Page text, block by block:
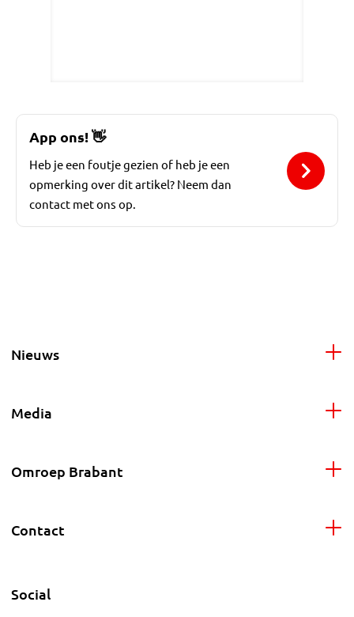
App ons!👋
Heb je een foutje gezien of heb je een
opmerking over dit artikel? Neem dan
contact met ons op.
Nieuws
Media
Omroep Brabant
Contact
Social